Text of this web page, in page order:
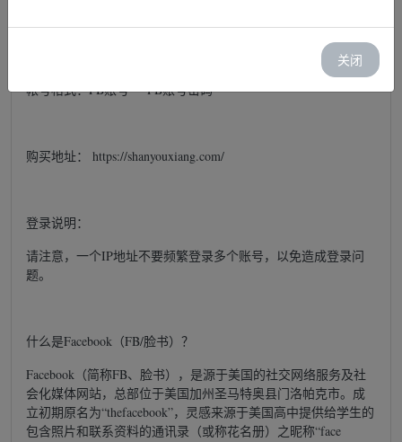
帐号格式：FB账号----FB账号密码
购买地址： https://shanyouxiang.com/
登录说明：
请注意，一个IP地址不要频繁登录多个账号，以免造成登录问
题。
什么是Facebook（FB/脸书）？
Facebook（简称FB、脸书），是源于美国的社交网络服务及社
会化媒体网站，总部位于美国加州圣马特奥县门洛帕克市。成
立初期原名为“thefacebook”，灵感来源于美国高中提供给学生的
包含照片和联系资料的通讯录（或称花名册）之昵称“face
关闭